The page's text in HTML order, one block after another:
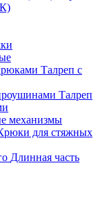
Талреп с
Талреп
механизмы
для стяжных
Длинная часть